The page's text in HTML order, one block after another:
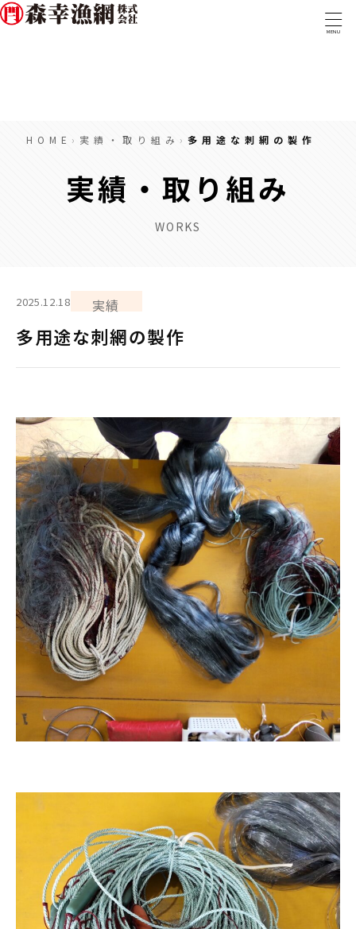
MENU
取扱商品一覧
ロープ・ワイヤー
糸・組紐
船具・備品
防災・防疫
実績・取組み
採用情報
お問い合わせ オーダーシート
HOME › 実績・取り組み › 多用途な刺網の製作
実績・取り組み
WORKS
2025.12.18 実績
多用途な刺網の製作